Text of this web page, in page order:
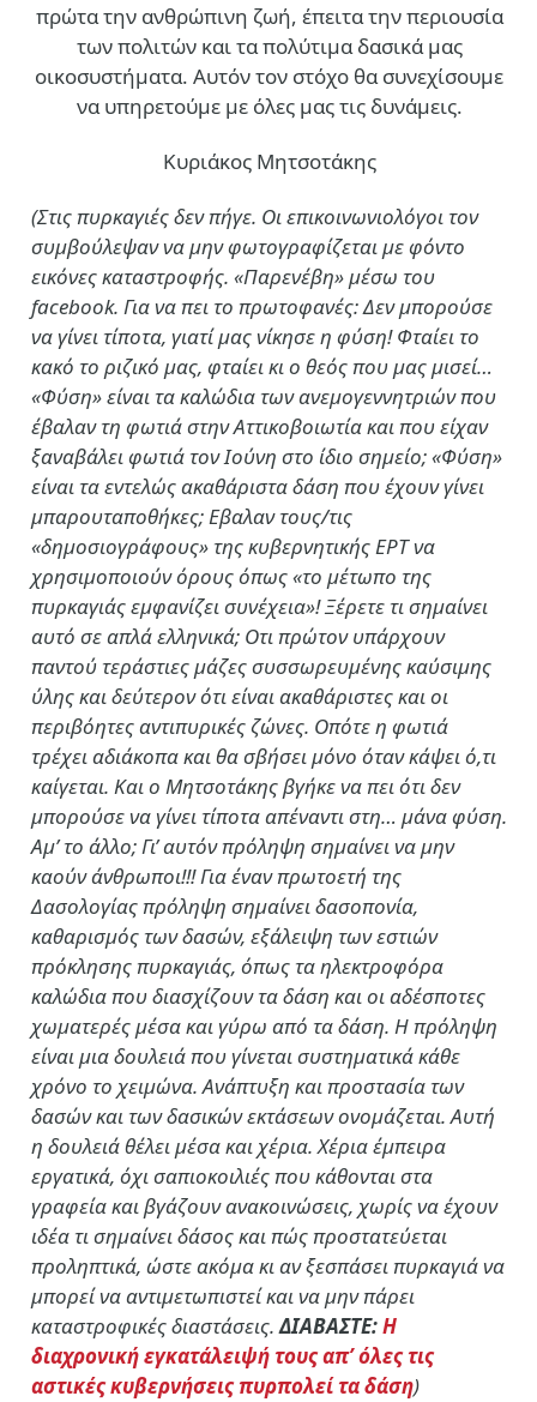
πρώτα την ανθρώπινη ζωή, έπειτα την περιουσία
των πολιτών και τα πολύτιμα δασικά μας
οικοσυστήματα. Αυτόν τον στόχο θα συνεχίσουμε
να υπηρετούμε με όλες μας τις δυνάμεις.
Κυριάκος Μητσοτάκης
(Στις πυρκαγιές δεν πήγε. Οι επικοινωνιολόγοι τον
συμβούλεψαν να μην φωτογραφίζεται με φόντο
εικόνες καταστροφής. «Παρενέβη» μέσω του
facebook. Για να πει το πρωτοφανές: Δεν μπορούσε
να γίνει τίποτα, γιατί μας νίκησε η φύση! Φταίει το
κακό το ριζικό μας, φταίει κι ο θεός που μας μισεί…
«Φύση» είναι τα καλώδια των ανεμογεννητριών που
έβαλαν τη φωτιά στην Αττικοβοιωτία και που είχαν
ξαναβάλει φωτιά τον Ιούνη στο ίδιο σημείο; «Φύση»
είναι τα εντελώς ακαθάριστα δάση που έχουν γίνει
μπαρουταποθήκες; Εβαλαν τους/τις
«δημοσιογράφους» της κυβερνητικής ΕΡΤ να
χρησιμοποιούν όρους όπως «το μέτωπο της
πυρκαγιάς εμφανίζει συνέχεια»! Ξέρετε τι σημαίνει
αυτό σε απλά ελληνικά; Οτι πρώτον υπάρχουν
παντού τεράστιες μάζες συσσωρευμένης καύσιμης
ύλης και δεύτερον ότι είναι ακαθάριστες και οι
περιβόητες αντιπυρικές ζώνες. Οπότε η φωτιά
τρέχει αδιάκοπα και θα σβήσει μόνο όταν κάψει ό,τι
καίγεται. Και ο Μητσοτάκης βγήκε να πει ότι δεν
μπορούσε να γίνει τίποτα απέναντι στη… μάνα φύση.
Αμ’ το άλλο; Γι’ αυτόν πρόληψη σημαίνει να μην
καούν άνθρωποι!!! Για έναν πρωτοετή της
Δασολογίας πρόληψη σημαίνει δασοπονία,
καθαρισμός των δασών, εξάλειψη των εστιών
πρόκλησης πυρκαγιάς, όπως τα ηλεκτροφόρα
καλώδια που διασχίζουν τα δάση και οι αδέσποτες
χωματερές μέσα και γύρω από τα δάση. Η πρόληψη
είναι μια δουλειά που γίνεται συστηματικά κάθε
χρόνο το χειμώνα. Ανάπτυξη και προστασία των
δασών και των δασικών εκτάσεων ονομάζεται. Αυτή
η δουλειά θέλει μέσα και χέρια. Χέρια έμπειρα
εργατικά, όχι σαπιοκοιλιές που κάθονται στα
γραφεία και βγάζουν ανακοινώσεις, χωρίς να έχουν
ιδέα τι σημαίνει δάσος και πώς προστατεύεται
προληπτικά, ώστε ακόμα κι αν ξεσπάσει πυρκαγιά να
μπορεί να αντιμετωπιστεί και να μην πάρει
καταστροφικές διαστάσεις.ΔΙΑΒΑΣΤΕ:Η
διαχρονική εγκατάλειψή τους απ’ όλες τις
αστικές κυβερνήσεις πυρπολεί τα δάση)